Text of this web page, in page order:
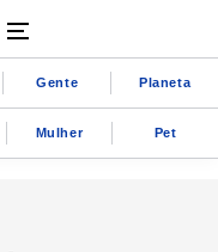
Gente Planeta
Mulher Pet